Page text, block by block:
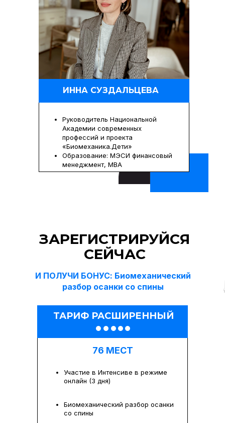
Руководитель Национальной
Академии современных
профессий и проекта
«Биомеханика.Дети»
Образование: МЭСИ финансовый
менеджмент, MBA
ИННА СУЗДАЛЬЦЕВА
ЗАРЕГИСТРИРУЙСЯ
СЕЙЧАС
И ПОЛУЧИ БОНУС: Биомеханический
разбор осанки со спины
ТАРИФ РАСШИРЕННЫЙ
Участие в Интенсиве в режиме
онлайн (3 дня)
Биомеханический разбор осанки
со спины
76 МЕСТ